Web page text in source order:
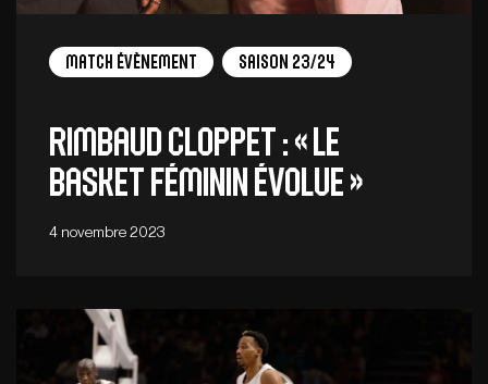
Match Évènement Saison 23/24
Rimbaud Cloppet : « Le
basket féminin évolue »
4 novembre 2023